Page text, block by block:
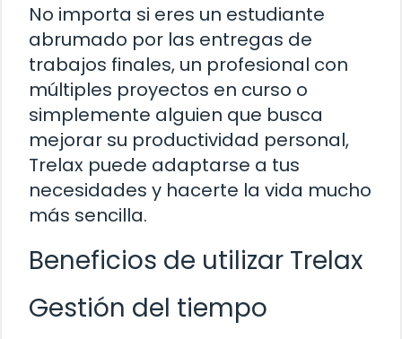
No importa si eres un estudiante
abrumado por las entregas de
trabajos finales, un profesional con
múltiples proyectos en curso o
simplemente alguien que busca
mejorar su productividad personal,
Trelax puede adaptarse a tus
necesidades y hacerte la vida mucho
más sencilla.
Beneficios de utilizar Trelax
Gestión del tiempo